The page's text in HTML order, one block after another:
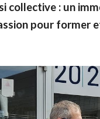
collective : un
pour